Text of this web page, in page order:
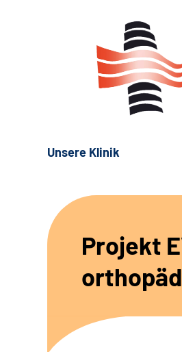
Unsere Klinik
Projekt